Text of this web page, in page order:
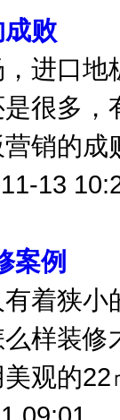
败
进口
很多
销的成
案例
着狭
样装
美观的